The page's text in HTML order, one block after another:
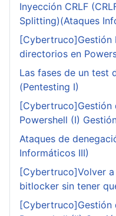
Inyección CRLF
Splitting)(Ataques
[Cybertruco]Gestión
directorios en
Las fases de un test
(Pentesting I)
Powershell (I)
Ataques de
Informáticos III)
[Cybertruco]Volver
bitlocker sin tener